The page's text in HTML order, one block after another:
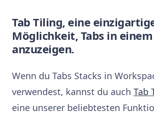
Tab Tiling, eine
Möglichkeit, Tabs in einem
anzuzeigen.
Wenn du Tabs Stacks in
verwendest, kannst du auch Tab
eine unserer beliebtesten